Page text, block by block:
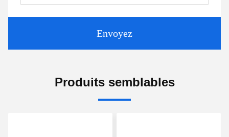
Envoyez
Produits semblables